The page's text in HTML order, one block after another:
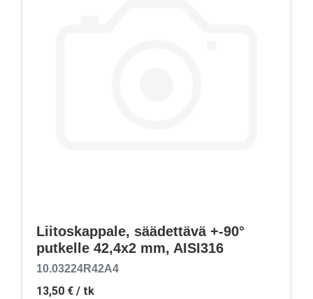
Liitoskappale, säädettävä +-90°
putkelle 42,4x2 mm, AISI316
10.03224R42A4
13,50 € / tk